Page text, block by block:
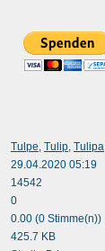
Tulpe, Tulip, Tulipa
29.04.2020 05:19
14542
0
0.00 (0 Stimme(n))
425.7 KB